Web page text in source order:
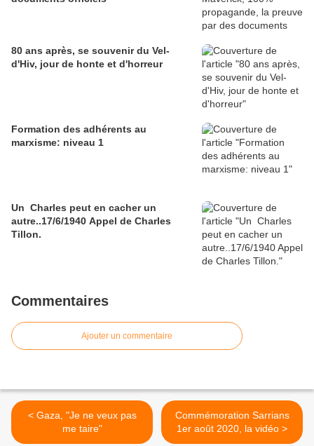
80 ans après, se souvenir du Vel-
d'Hiv, jour de honte et d'horreur
Formation des adhérents au
marxisme: niveau 1
Un Charles peut en cacher un
autre..17/6/1940 Appel de Charles
Tillon.
Commentaires
Ajouter un commentaire
< Gaza, "Je ne veux pas
me taire"
Commémoration Sarrians
1er août 2020, la vidéo >